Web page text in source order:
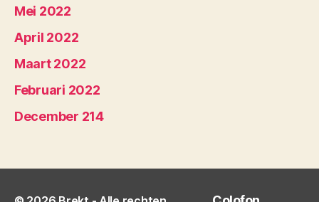
Mei 2022
April 2022
Maart 2022
Februari 2022
December 214